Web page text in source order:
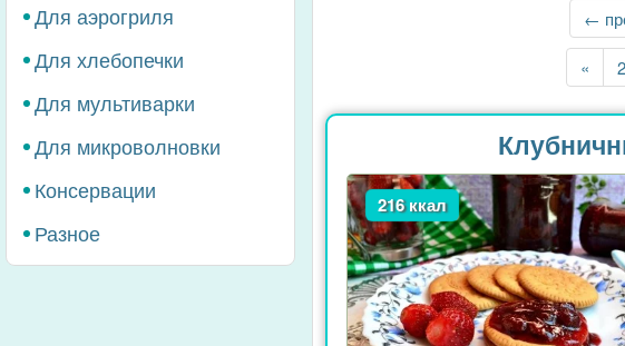
Для аэрогриля
Для хлебопечки
Для мультиварки
Для микроволновки
Консервации
Разное
←
←
Первая
« 2
216 ккал